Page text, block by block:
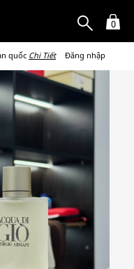
0
quốc Chi Tiết Đăng nhập